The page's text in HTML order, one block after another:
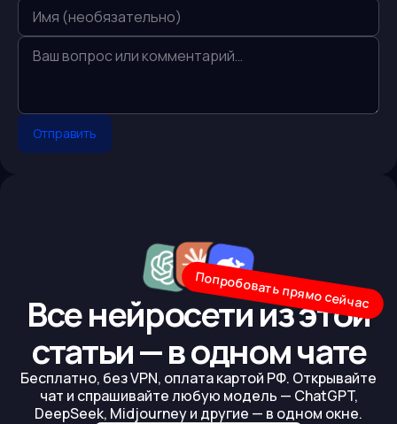
Отправить
Все нейросети из этой
статьи — в одном чате
Попробовать прямо сейчас
Бесплатно, без VPN, оплата картой РФ. Открывайте
чат и спрашивайте любую модель — ChatGPT,
DeepSeek, Midjourney и другие — в одном окне.